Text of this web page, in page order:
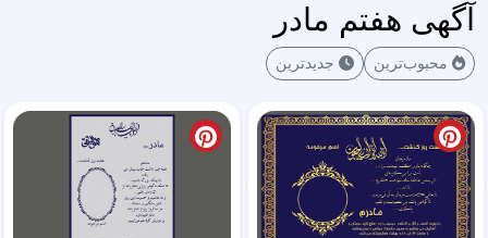
آگهی هفتم مادر
محبوب‌ترین جدیدترین